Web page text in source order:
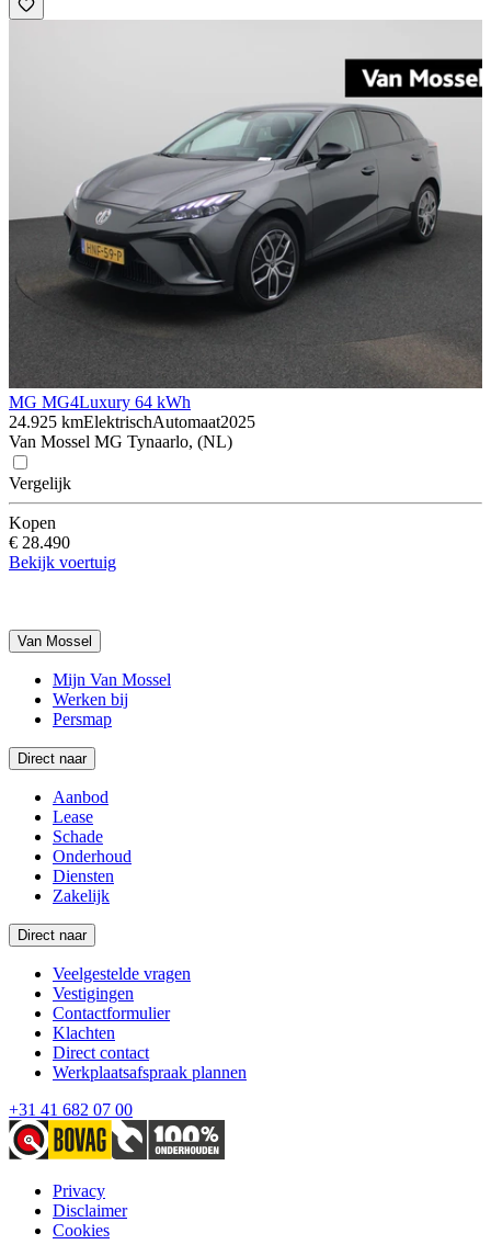
MG MG4Luxury 64 kWh
24.925 kmElektrischAutomaat2025
Van Mossel MG Tynaarlo, (NL)
Vergelijk
Kopen
€ 28.490
Bekijk voertuig
Van Mossel
Mijn Van Mossel
Werken bij
Persmap
Direct naar
Aanbod
Lease
Schade
Onderhoud
Diensten
Zakelijk
Direct naar
Veelgestelde vragen
Vestigingen
Contactformulier
Klachten
Direct contact
Werkplaatsafspraak plannen
+31 41 682 07 00
Privacy
Disclaimer
Cookies